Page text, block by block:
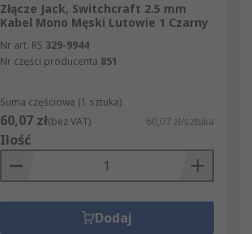
Złącze Jack, Switchcraft 2.5 mm
Kabel Mono Męski Lutowie 1 Czarny
Nr art. RS 329-9944
Nr części producenta 851
Suma częściowa (1 sztuka)
60,07 zł(bez VAT) 60,07 zł/sztuka
Ilość
Dodaj